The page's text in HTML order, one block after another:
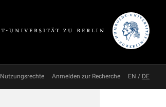
Nutzungsrechte Anmelden zur Recherche EN / DE